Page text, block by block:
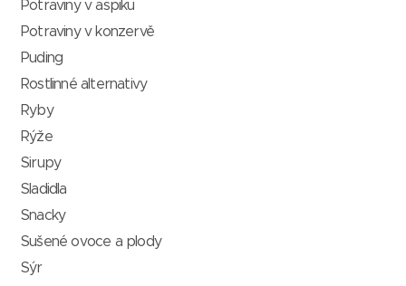
Potraviny v aspiku
Potraviny v konzervě
Puding
Rostlinné alternativy
Ryby
Rýže
Sirupy
Sladidla
Snacky
Sušené ovoce a plody
Sýr